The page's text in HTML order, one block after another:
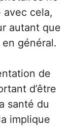
cela,
autant que
général.
de
d’être
santé du
implique